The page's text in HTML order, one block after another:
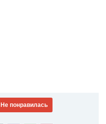
Не понравилась